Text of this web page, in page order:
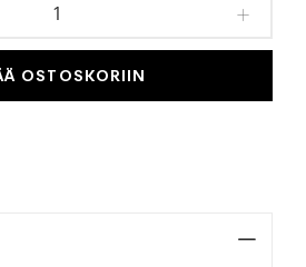
OSTOSKORIIN